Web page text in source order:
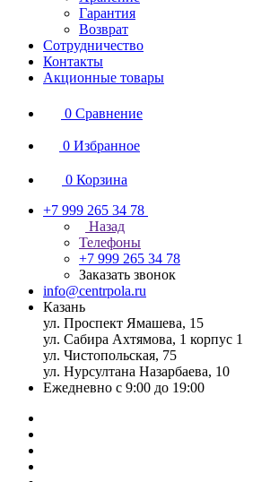
Гарантия
Возврат
Сотрудничество
Контакты
Акционные товары
0 Сравнение
0 Избранное
0 Корзина
+7 999 265 34 78
Назад
Телефоны
+7 999 265 34 78
Заказать звонок
info@centrpola.ru
Казань
ул. Проспект Ямашева, 15
ул. Сабира Ахтямова, 1 корпус 1
ул. Чистопольская, 75
ул. Нурсултана Назарбаева, 10
Ежедневно с 9:00 до 19:00